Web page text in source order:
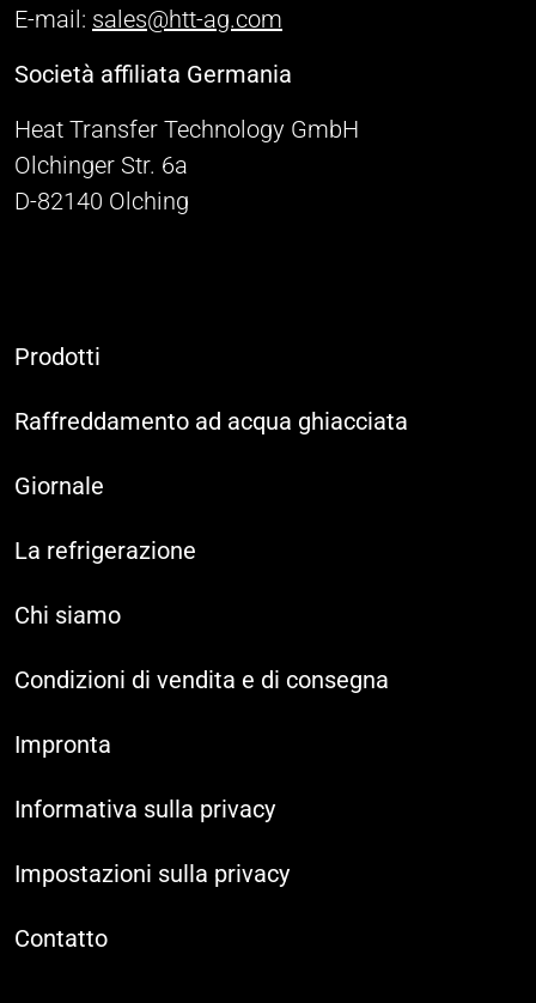
E-mail: sales@htt-ag.com
Società affiliata Germania
Heat Transfer Technology GmbH
Olchinger Str. 6a
D-82140 Olching
Prodotti
Raffreddamento ad acqua ghiacciata
Giornale
La refrigerazione
Chi siamo
Condizioni di vendita e di consegna
Impronta
Informativa sulla privacy
Impostazioni sulla privacy
Contatto